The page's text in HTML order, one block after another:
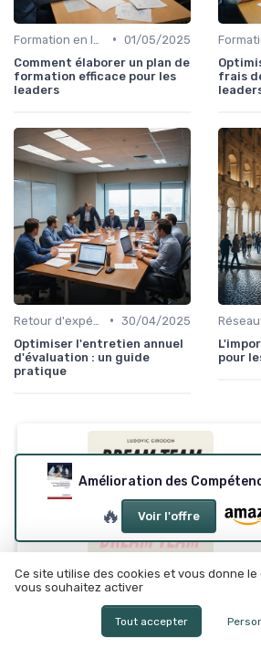
• 01/05/2025
Comment élaborer un plan de
formation efficace pour les
leaders
frais
• 30/04/2025
Optimiser l'entretien annuel
d'évaluation : un guide
pratique
pour
⭐ TRÈS BIEN NOTÉ
Amélioration des
🔥 Voir l'offre
Ce site utilise des cookies et vous donne
vous souhaitez activer
Tout accepter